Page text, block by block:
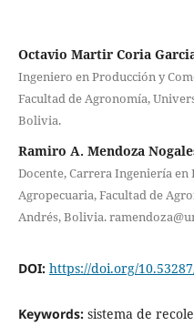
Octavio Martir Coria
Ingeniero en Producción y
Facultad de Agronomía,
Bolivia.
Ramiro A. Mendoza
Docente, Carrera Ingeniería
Agropecuaria, Facultad de
Andrés, Bolivia.
DOI: https://doi.org/
Keywords: sistema de